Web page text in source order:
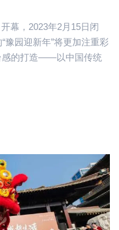
幕，2023年2月15日闭
豫园迎新年”将更加注重彩
感的打造——以中国传统